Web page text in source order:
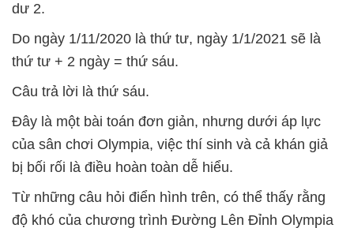
dư 2.
Do ngày 1/11/2020 là thứ tư, ngày 1/1/2021 sẽ là
thứ tư + 2 ngày = thứ sáu.
Câu trả lời là thứ sáu.
Đây là một bài toán đơn giản, nhưng dưới áp lực
của sân chơi Olympia, việc thí sinh và cả khán giả
bị bối rối là điều hoàn toàn dễ hiểu.
Từ những câu hỏi điển hình trên, có thể thấy rằng
độ khó của chương trình Đường Lên Đỉnh Olympia